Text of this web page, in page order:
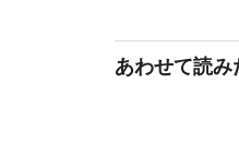
あわせて読み